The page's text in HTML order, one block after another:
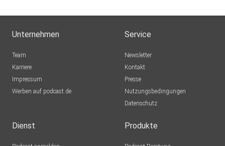
Unternehmen
Team
Karriere
Impressum
Werben auf podcast.de
Service
Newsletter
Kontakt
Presse
Nutzungsbedingungen
Datenschutz
Dienst Produkte